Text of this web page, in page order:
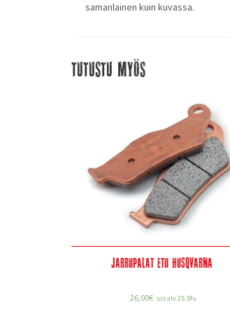
samanlainen kuin kuvassa.
Tutustu myös
Jarrupalat etu Husqvarna
26,00€ sis alv 25.5%